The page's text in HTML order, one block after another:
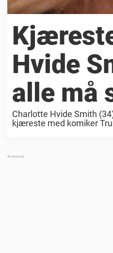
Hvide
alle må
Charlotte Hvide Smith
kjæreste med komiker